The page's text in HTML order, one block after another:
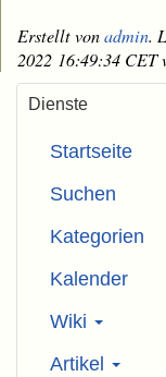
Erstellt vonadmin.
2022 16:49:34 CET
Dienste
Startseite
Suchen
Kategorien
Kalender
Wiki
Artikel